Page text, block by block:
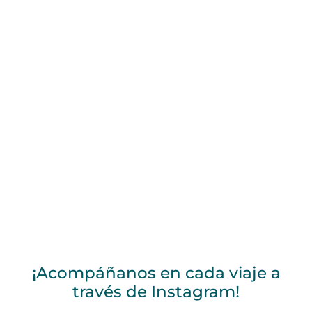
¡Acompáñanos en cada viaje a
través de Instagram!